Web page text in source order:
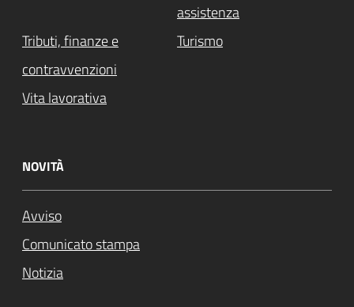
assistenza
Tributi, finanze e
contravvenzioni
Turismo
Vita lavorativa
NOVITÀ
Avviso
Comunicato stampa
Notizia